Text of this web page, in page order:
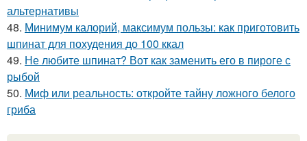
альтернативы
48. Минимум калорий, максимум пользы: как приготовить
шпинат для похудения до 100 ккал
49. Не любите шпинат? Вот как заменить его в пироге с
рыбой
50. Миф или реальность: откройте тайну ложного белого
гриба